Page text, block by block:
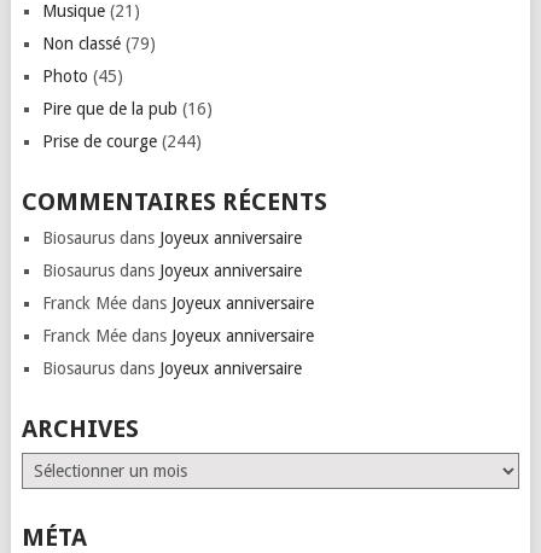
Musique(21)
Non classé(79)
Photo (45)
Pire que de la pub (16)
Prise de courge(244)
COMMENTAIRES RÉCENTS
Biosaurusdans Joyeux anniversaire
Biosaurusdans Joyeux anniversaire
Franck Méedans Joyeux anniversaire
Franck Méedans Joyeux anniversaire
Biosaurusdans Joyeux anniversaire
ARCHIVES
Archives
MÉTA